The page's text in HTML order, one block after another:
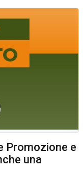
Promozione e
una